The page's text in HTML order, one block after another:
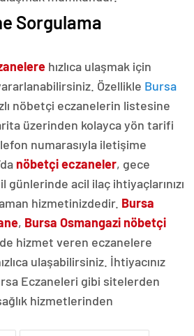
Sorgulama
hızlıca ulaşmak için
Özellikle Bursa
nöbetçi eczanelerin listesine
üzerinden kolayca yön tarifi
numarasıyla iletişime
nöbetçi eczaneler, gece
acil ilaç ihtiyaçlarınızı
hizmetinizdedir. Bursa
, Bursa Osmangazi nöbetçi
hizmet veren eczanelere
ulaşabilirsiniz. İhtiyacınız
Eczaneleri gibi sitelerden
hizmetlerinden